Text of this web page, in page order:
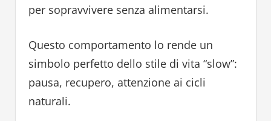
per sopravvivere senza alimentarsi.
Questo comportamento lo rende un
simbolo perfetto dello stile di vita “slow”:
pausa, recupero, attenzione ai cicli
naturali.